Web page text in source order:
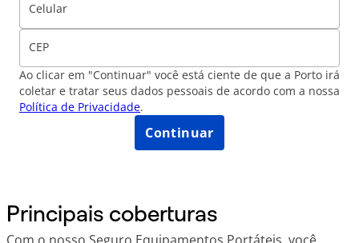
Celular
CEP
Ao clicar em "Continuar" você está ciente de que a Porto irá
coletar e tratar seus dados pessoais de acordo com a nossa
Política de Privacidade.
Continuar
Principais coberturas